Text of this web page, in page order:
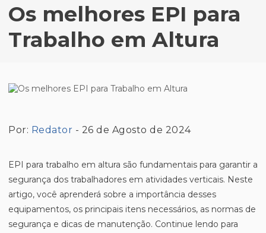
Os melhores EPI para
Trabalho em Altura
Por: Redator - 26 de Agosto de 2024
EPI para trabalho em altura são fundamentais para garantir a
segurança dos trabalhadores em atividades verticais. Neste
artigo, você aprenderá sobre a importância desses
equipamentos, os principais itens necessários, as normas de
segurança e dicas de manutenção. Continue lendo para